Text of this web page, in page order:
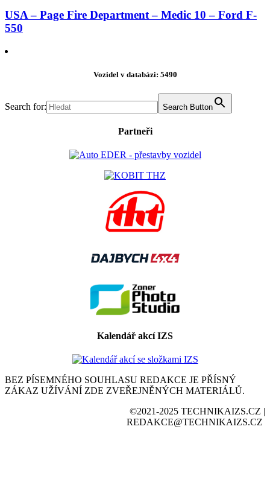
USA – Page Fire Department – Medic 10 – Ford F-
550
Vozidel v databázi: 5490
Search for: Search Button
Partneři
Kalendář akcí IZS
BEZ PÍSEMNÉHO SOUHLASU REDAKCE JE PŘÍSNÝ
ZÁKAZ UŽÍVÁNÍ ZDE ZVEŘEJNĚNÝCH MATERIÁLŮ.
©2021-2025 TECHNIKAIZS.CZ |
REDAKCE@TECHNIKAIZS.CZ